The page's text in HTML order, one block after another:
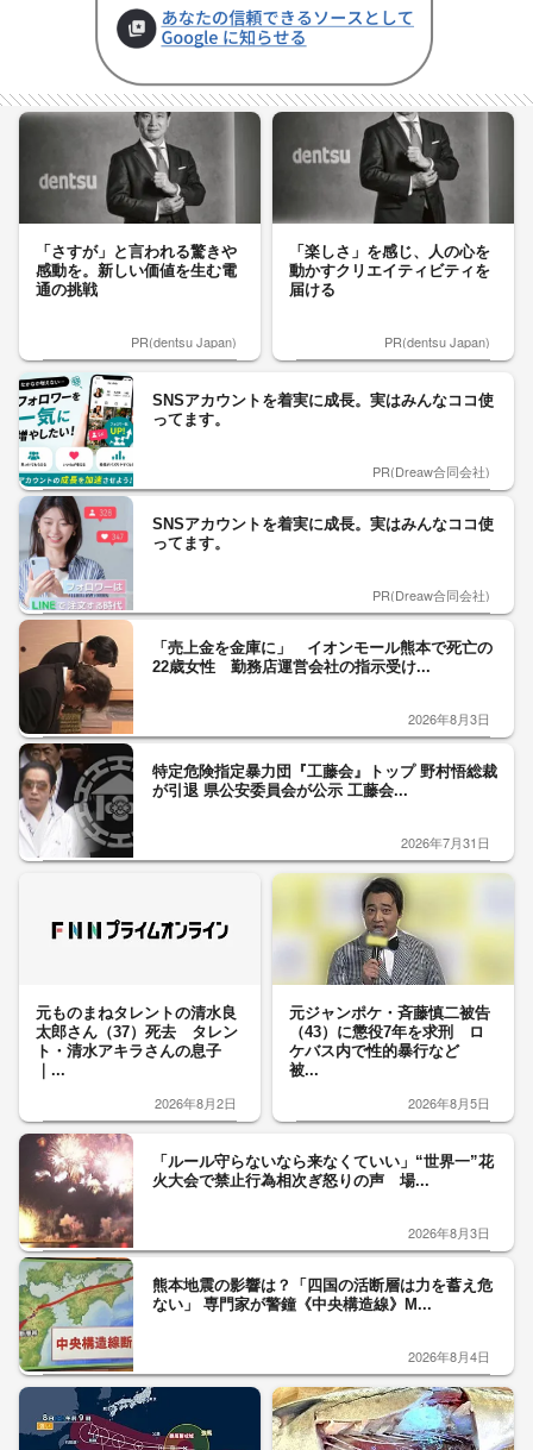
「さすが」と言われる驚きや
感動を。新しい価値を生む電
通の挑戦
PR(dentsu Japan)
「楽しさ」を感じ、人の心を
動かすクリエイティビティを
届ける
PR(dentsu Japan)
SNSアカウントを着実に成長。実はみんなココ使
ってます。
PR(Dreaw合同会社)
SNSアカウントを着実に成長。実はみんなココ使
ってます。
PR(Dreaw合同会社)
「売上金を金庫に」 イオンモール熊本で死亡の
22歳女性 勤務店運営会社の指示受け...
2026年8月3日
特定危険指定暴力団『工藤会』トップ 野村悟総裁
が引退 県公安委員会が公示 工藤会...
2026年7月31日
元ものまねタレントの清水良
太郎さん（37）死去 タレン
ト・清水アキラさんの息子
｜...
2026年8月2日
元ジャンポケ・斉藤慎二被告
（43）に懲役7年を求刑 ロ
ケバス内で性的暴行など
被...
2026年8月5日
「ルール守らないなら来なくていい」“世界一”花
火大会で禁止行為相次ぎ怒りの声 場...
2026年8月3日
熊本地震の影響は？「四国の活断層は力を蓄え危
ない」 専門家が警鐘《中央構造線》M...
2026年8月4日